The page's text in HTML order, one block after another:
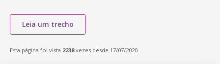
Leia um trecho
Esta página foi vista 2238vezes desde 17/07/2020